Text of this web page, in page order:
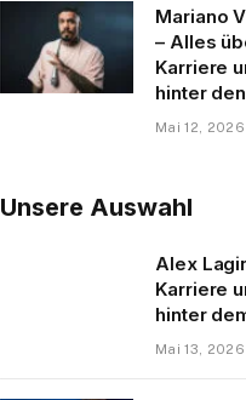
Mariano
– Alles
Karriere
hinter
Mai 12, 2026
Unsere Auswahl
Alex
Karriere
hinter
Mai 13, 2026